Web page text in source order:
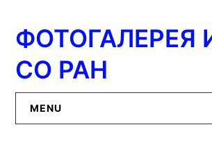
содержимому
ФОТОГАЛЕРЕЯ
СО РАН
MENU